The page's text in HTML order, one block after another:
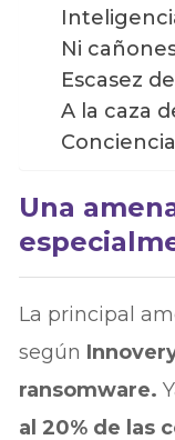
Ni
Escasez
A la caza
Una
La principal
según
ransomware.
al 20% de las